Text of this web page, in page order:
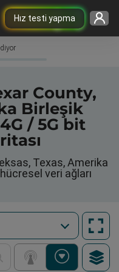
Hız testi yapma
County,
Birleşik
/ 5G bit
Texas, Amerika
veri ağları